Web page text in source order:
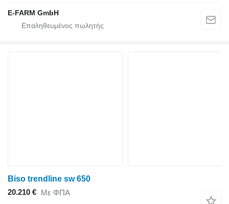
E-FARM GmbH
Biso trendline sw 650
20.210 € Με ΦΠΑ